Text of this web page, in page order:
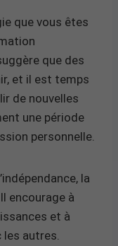
que vous êtes
que des
et il est temps
de nouvelles
une période
personnelle.
la
encourage à
et à
autres.